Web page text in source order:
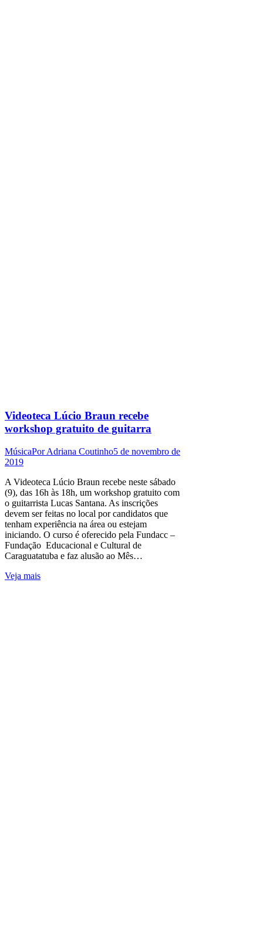
Videoteca Lúcio Braun recebe
workshop gratuito de guitarra
MúsicaPorAdriana Coutinho5 de novembro de
2019
A Videoteca Lúcio Braun recebe neste sábado
(9), das 16h às 18h, um workshop gratuito com
o guitarrista Lucas Santana. As inscrições
devem ser feitas no local por candidatos que
tenham experiência na área ou estejam
iniciando. O curso é oferecido pela Fundacc –
Fundação Educacional e Cultural de
Caraguatatuba e faz alusão ao Mês…
Veja mais